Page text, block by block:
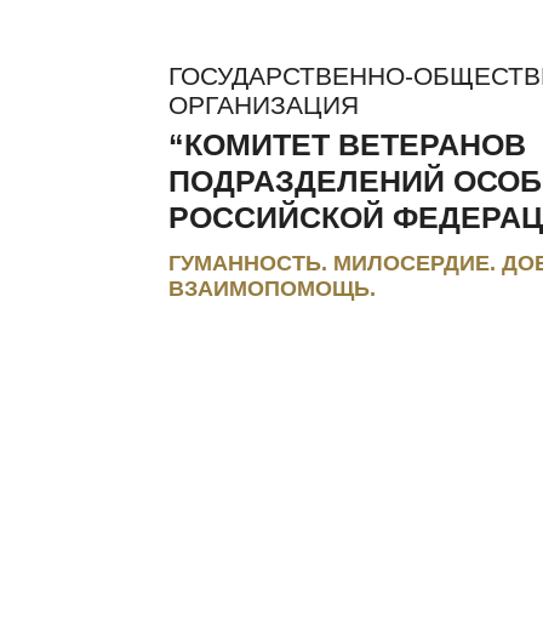
ГОСУДАРСТВЕННО-
ОРГАНИЗАЦИЯ
“КОМИТЕТ ВЕТЕРАНОВ
ПОДРАЗДЕЛЕНИЙ
РОССИЙСКОЙ
ГУМАННОСТЬ. МИЛОСЕРДИЕ.
ВЗАИМОПОМОЩЬ.